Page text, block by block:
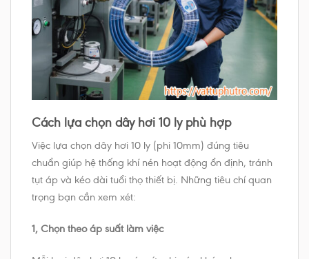
Cách lựa chọn dây hơi 10 ly phù hợp
Việc lựa chọn dây hơi 10 ly (phi 10mm) đúng tiêu
chuẩn giúp hệ thống khí nén hoạt động ổn định, tránh
tụt áp và kéo dài tuổi thọ thiết bị. Những tiêu chí quan
trọng bạn cần xem xét:
1, Chọn theo áp suất làm việc